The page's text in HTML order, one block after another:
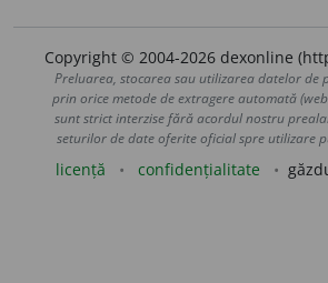
Copyright © 2004-2026 dexonline
Preluarea, stocarea sau utilizarea datelor de
prin orice metode de extragere automată
sunt strict interzise fără acordul nostru
seturilor de date oferite oficial spre utilizare
licență confidențialitate